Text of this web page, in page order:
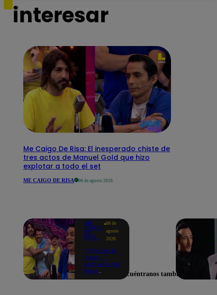
interesar
Me Caigo De Risa: El inesperado chiste de
tres actos de Manuel Gold que hizo
explotar a todo el set
ME CAIGO DE RISA 06 de agosto 2026
ME
CAIGO
DE
RISA
06 de
agosto
2026
"A Peláez le
dicen...":
Manuel Gold
hace
Encuéntranos también en